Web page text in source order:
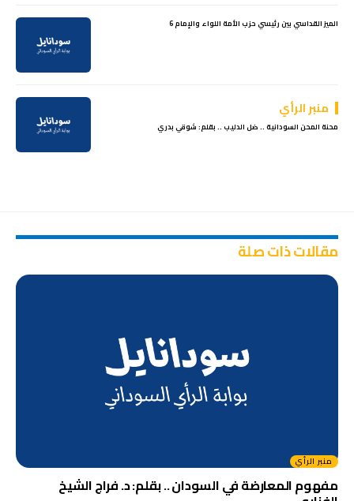
الميز القداسي بين رئيسي حزب الأمة اللواء والإمام 6
منبر الرأي
محنة المحن السودانية .. ضل الدليب .. بقلم: شوقي بدري
مقالات ذات صلة
منبر الرأي
مفهوم المعارضة في السودان .. بقلم: د. فراج الشيخ